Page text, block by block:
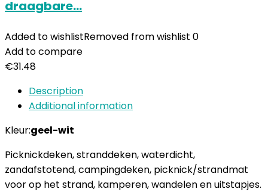
draagbare…
Added to wishlistRemoved from wishlist 0
Add to compare
€31.48
Description
Additional information
Kleur:geel-wit
Picknickdeken, stranddeken, waterdicht,
zandafstotend, campingdeken, picknick/strandmat
voor op het strand, kamperen, wandelen en uitstapjes.